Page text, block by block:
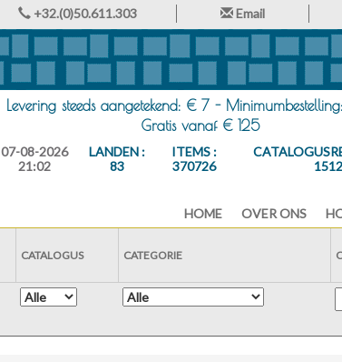
+32.(0)50.611.303 Email
Levering steeds aangetekend: € 7 -
Gratis vanaf € 125
07-08-2026
21:02
LANDEN :
83
ITEMS :
370726
HOME OVER ONS
CATALOGUS CATEGORIE